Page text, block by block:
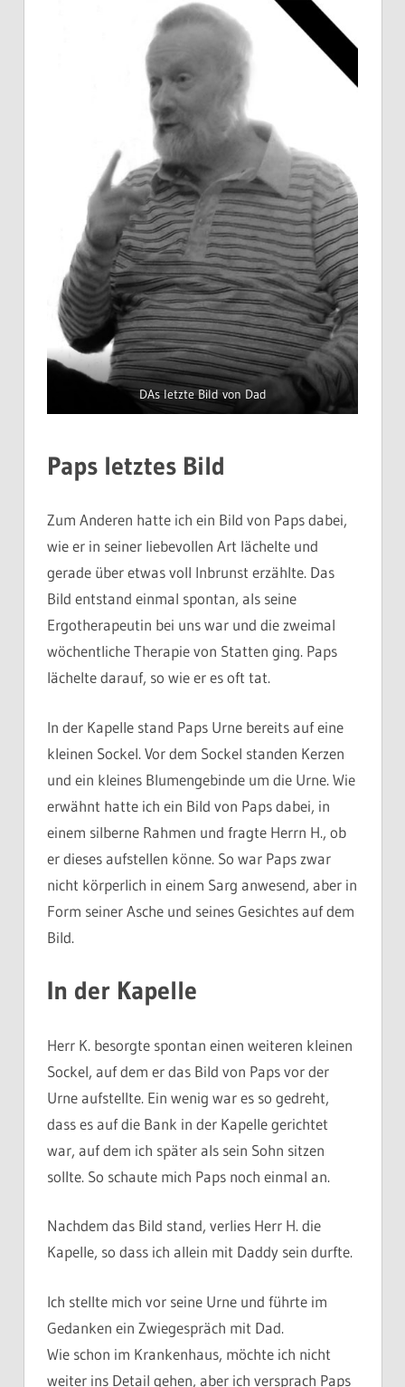
DAs letzte Bild von Dad
Paps letztes Bild
Zum Anderen hatte ich ein Bild von Paps dabei,
wie er in seiner liebevollen Art lächelte und
gerade über etwas voll Inbrunst erzählte. Das
Bild entstand einmal spontan, als seine
Ergotherapeutin bei uns war und die zweimal
wöchentliche Therapie von Statten ging. Paps
lächelte darauf, so wie er es oft tat.
In der Kapelle stand Paps Urne bereits auf eine
kleinen Sockel. Vor dem Sockel standen Kerzen
und ein kleines Blumengebinde um die Urne. Wie
erwähnt hatte ich ein Bild von Paps dabei, in
einem silberne Rahmen und fragte Herrn H., ob
er dieses aufstellen könne. So war Paps zwar
nicht körperlich in einem Sarg anwesend, aber in
Form seiner Asche und seines Gesichtes auf dem
Bild.
In der Kapelle
Herr K. besorgte spontan einen weiteren kleinen
Sockel, auf dem er das Bild von Paps vor der
Urne aufstellte. Ein wenig war es so gedreht,
dass es auf die Bank in der Kapelle gerichtet
war, auf dem ich später als sein Sohn sitzen
sollte. So schaute mich Paps noch einmal an.
Nachdem das Bild stand, verlies Herr H. die
Kapelle, so dass ich allein mit Daddy sein durfte.
Ich stellte mich vor seine Urne und führte im
Gedanken ein Zwiegespräch mit Dad.
Wie schon im Krankenhaus, möchte ich nicht
weiter ins Detail gehen, aber ich versprach Paps